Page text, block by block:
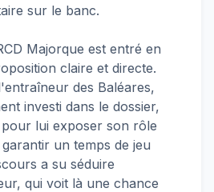
sur le banc.
Majorque est entré en
claire et directe.
des Baléares,
investi dans le dossier,
lui exposer son rôle
garantir un temps de jeu
a su séduire
qui voit là une chance